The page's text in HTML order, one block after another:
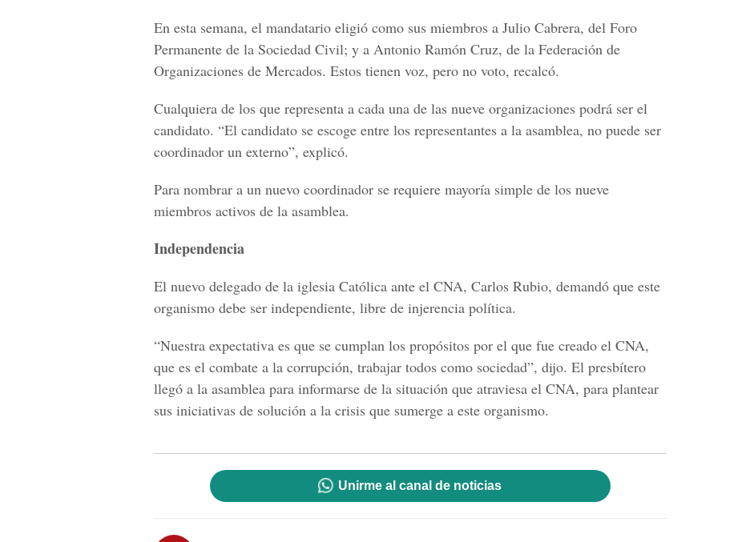
En esta semana, el mandatario eligió como sus miembros a Julio Cabrera, del Foro
Permanente de la Sociedad Civil; y a Antonio Ramón Cruz, de la Federación de
Organizaciones de Mercados. Estos tienen voz, pero no voto, recalcó.
Cualquiera de los que representa a cada una de las nueve organizaciones podrá ser el
candidato. “El candidato se escoge entre los representantes a la asamblea, no puede ser
coordinador un externo”, explicó.
Para nombrar a un nuevo coordinador se requiere mayoría simple de los nueve
miembros activos de la asamblea.
Independencia
El nuevo delegado de la iglesia Católica ante el CNA, Carlos Rubio, demandó que este
organismo debe ser independiente, libre de injerencia política.
“Nuestra expectativa es que se cumplan los propósitos por el que fue creado el CNA,
que es el combate a la corrupción, trabajar todos como sociedad”, dijo. El presbítero
llegó a la asamblea para informarse de la situación que atraviesa el CNA, para plantear
sus iniciativas de solución a la crisis que sumerge a este organismo.
Unirme al canal de noticias